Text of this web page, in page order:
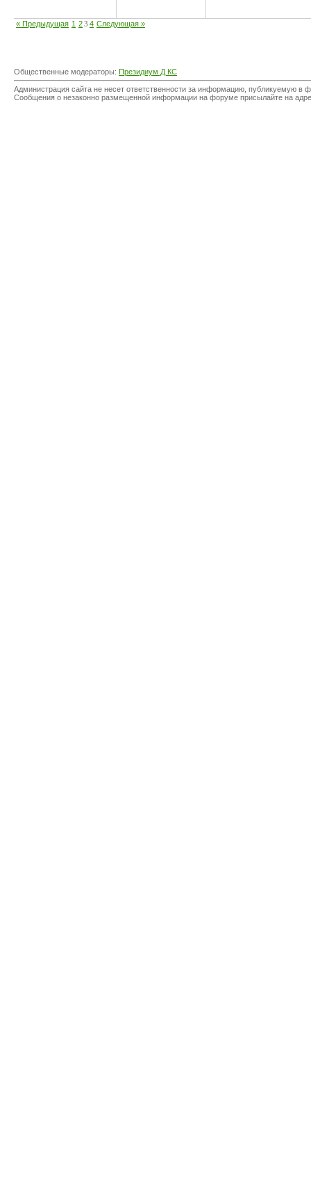
« Предыдущая 1 23 4 Следующая »
Общественные модераторы: Президиум Д КС
Администрация сайта не несет ответственности за информацию, публикуемую
Сообщения о незаконно размещенной информации на форуме присылайте на